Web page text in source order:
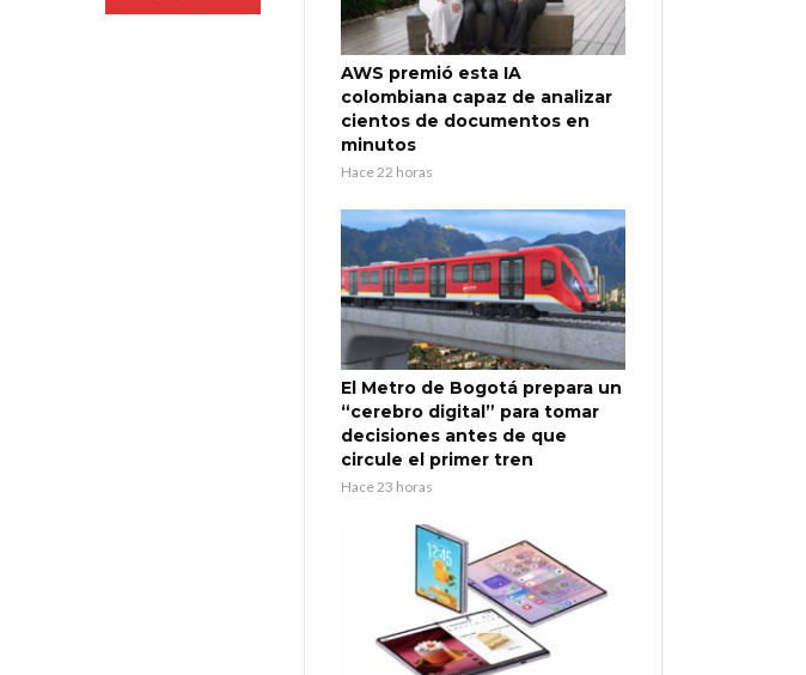
AWS premió esta IA
colombiana capaz de analizar
cientos de documentos en
minutos
Hace 22 horas
El Metro de Bogotá prepara un
“cerebro digital” para tomar
decisiones antes de que
circule el primer tren
Hace 23 horas